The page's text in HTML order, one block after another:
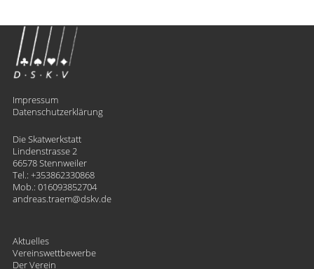
Impressum
Datenschutzerklärung
Die Skatwerkstatt
Lindenstrasse 2
66578 Stennweiler
Tel.: +353862330868
Mob.: 016093852704
andreas.traem
​dskv.de
Aktuelles
Vereinswettbewerbe
Der Verein